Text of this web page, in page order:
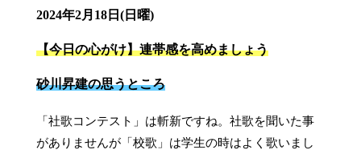
2024年2月18日(日曜)
【今日の心がけ】連帯感を高めましょう
砂川昇建の思うところ
「社歌コンテスト」は斬新ですね。社歌を聞いた事
がありませんが「校歌」は学生の時はよく歌いまし